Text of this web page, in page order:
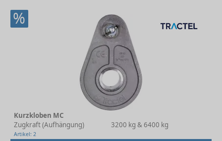
%
Kurzkloben MC
Zugkraft (Aufhängung)
3200 kg & 6400 kg
Artikel: 2